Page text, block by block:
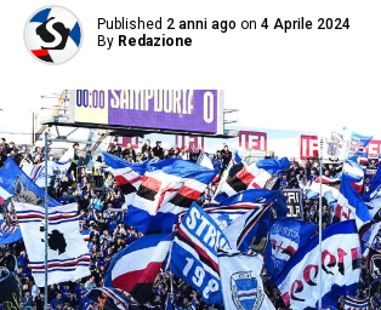
Published 2 anni ago on 4 Aprile 2024
By Redazione